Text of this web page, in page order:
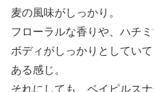
麦の風味がしっかり。
フローラルな香りや、ハチ
ボディがしっかりとしてい
ある感じ。
それにしても、ベイピルス